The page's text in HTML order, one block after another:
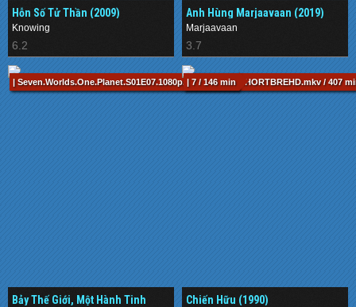
Hỗn Số Tử Thần (2009)
Knowing
6.2
Anh Hùng Marjaavaan (2019)
Marjaavaan
3.7
| Seven.Worlds.One.Planet.S01E07.1080p.BluRay.x264-SHORTBREHD.mkv / 407
Bảy Thế Giới, Một Hành Tinh
| 7 / 146 min
Chiến Hữu (1990)